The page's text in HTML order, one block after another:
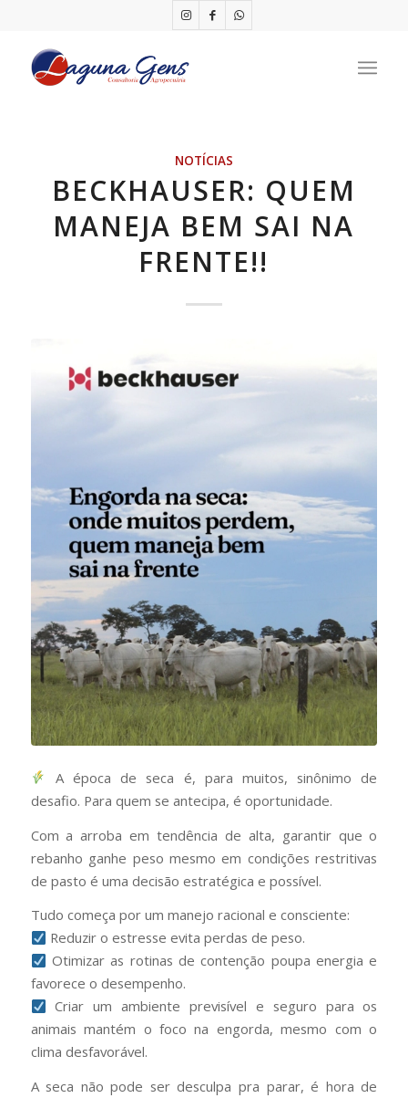
NOTÍCIAS
BECKHAUSER: QUEM
MANEJA BEM SAI NA
FRENTE!!
A época de seca é, para muitos, sinônimo de
desafio. Para quem se antecipa, é oportunidade.
Com a arroba em tendência de alta, garantir que o
rebanho ganhe peso mesmo em condições restritivas
de pasto é uma decisão estratégica e possível.
Tudo começa por um manejo racional e consciente:
Reduzir o estresse evita perdas de peso.
Otimizar as rotinas de contenção poupa energia e
favorece o desempenho.
Criar um ambiente previsível e seguro para os
animais mantém o foco na engorda, mesmo com o
clima desfavorável.
A seca não pode ser desculpa pra parar, é hora de